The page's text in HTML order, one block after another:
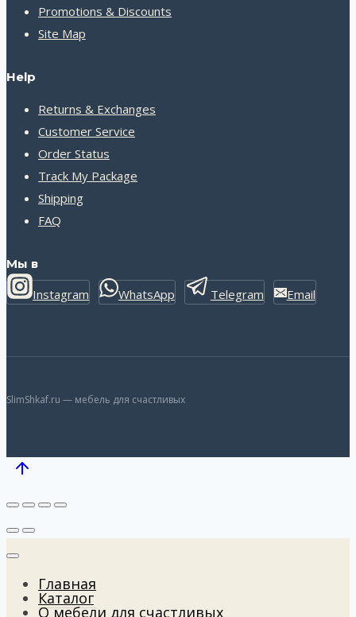
Promotions & Discounts
Site Map
Help
Returns & Exchanges
Customer Service
Order Status
Track My Package
Shipping
FAQ
Мы в
Instagram WhatsApp Telegram Email
SlimShkaf.ru — мебель для счастливых
Главная
Каталог
О мебели для счастливых